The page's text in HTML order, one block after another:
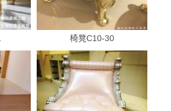
椅凳C10-30